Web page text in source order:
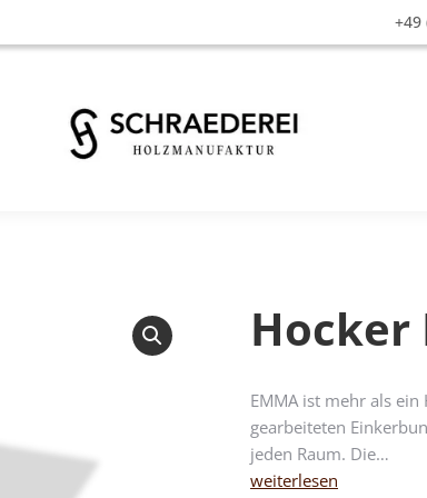
+49
Hocker
EMMA ist mehr als
gearbeiteten
jeden Raum. Die…
weiterlesen